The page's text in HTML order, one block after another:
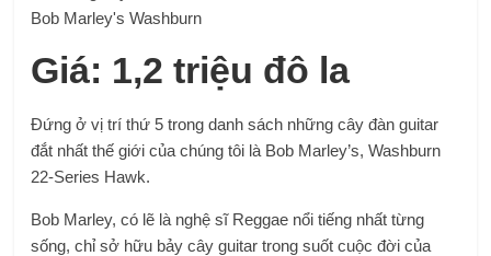
Giá: 1,2 triệu đô la
Đứng ở vị trí thứ 5 trong danh sách những cây đàn guitar
đắt nhất thế giới của chúng tôi là Bob Marley’s, Washburn
22-Series Hawk.
Bob Marley, có lẽ là nghệ sĩ Reggae nổi tiếng nhất từng
sống, chỉ sở hữu bảy cây guitar trong suốt cuộc đời của